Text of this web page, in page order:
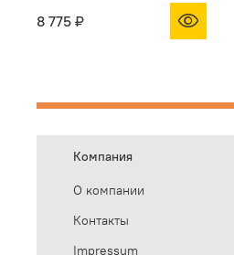
8 775 ₽
Компания
О компании
Контакты
Impressum